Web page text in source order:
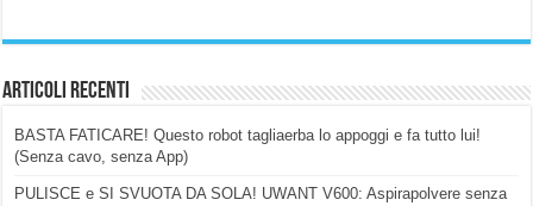
Articoli Recenti
BASTA FATICARE! Questo robot tagliaerba lo appoggi e fa tutto lui!
(Senza cavo, senza App)
PULISCE e SI SVUOTA DA SOLA! UWANT V600: Aspirapolvere senza